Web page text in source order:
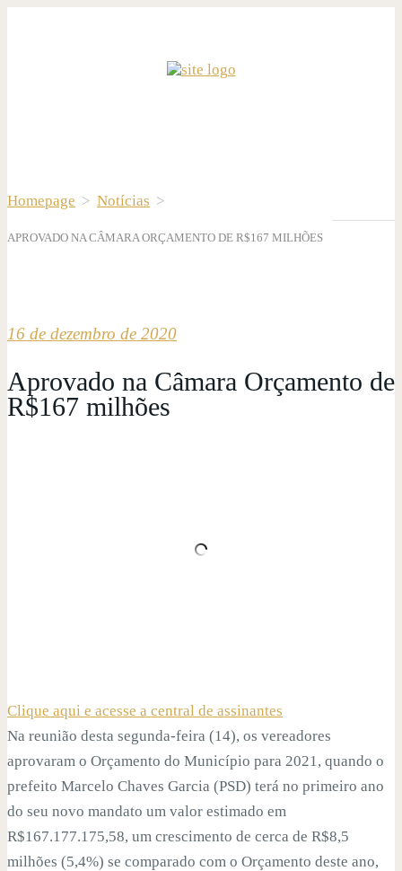
Homepage > Notícias >
APROVADO NA CÂMARA ORÇAMENTO DE R$167 MILHÕES
16 de dezembro de 2020
Aprovado na Câmara Orçamento de
R$167 milhões
Clique aqui e acesse a central de assinantes
Na reunião desta segunda-feira (14), os vereadores
aprovaram o Orçamento do Município para 2021, quando o
prefeito Marcelo Chaves Garcia (PSD) terá no primeiro ano
do seu novo mandato um valor estimado em
R$167.177.175,58, um crescimento de cerca de R$8,5
milhões (5,4%) se comparado com o Orçamento deste ano,